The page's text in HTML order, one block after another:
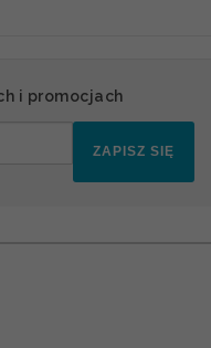
i promocjach
ZAPISZ SIĘ